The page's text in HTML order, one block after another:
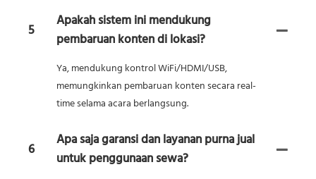
5
Apakah sistem ini mendukung
pembaruan konten di lokasi?
Ya, mendukung kontrol WiFi/HDMI/USB,
memungkinkan pembaruan konten secara real-
time selama acara berlangsung.
6
Apa saja garansi dan layanan purna jual
untuk penggunaan sewa?